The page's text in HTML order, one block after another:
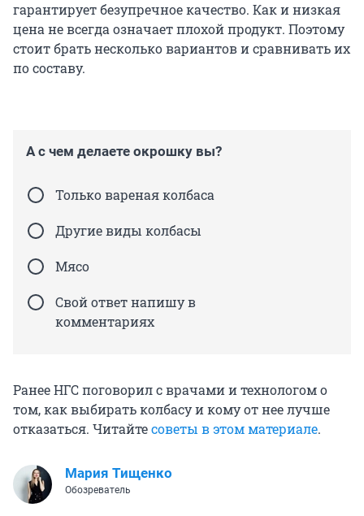
гарантирует безупречное качество. Как и низкая
цена не всегда означает плохой продукт. Поэтому
стоит брать несколько вариантов и сравнивать их
по составу.
А с чем делаете окрошку вы?
Только вареная колбаса
Другие виды колбасы
Мясо
Свой ответ напишу в
комментариях
Ранее НГС поговорил с врачами и технологом о
том, как выбирать колбасу и кому от нее лучше
отказаться. Читайтесоветы в этом материале.
Мария Тищенко
Обозреватель